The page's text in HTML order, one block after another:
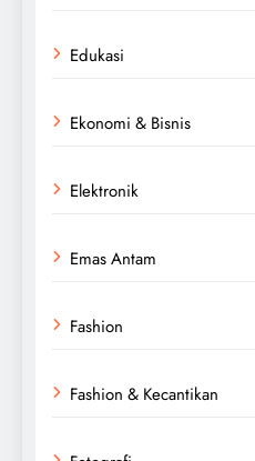
Edukasi
Ekonomi & Bisnis
Elektronik
Emas Antam
Fashion
Fashion & Kecantikan